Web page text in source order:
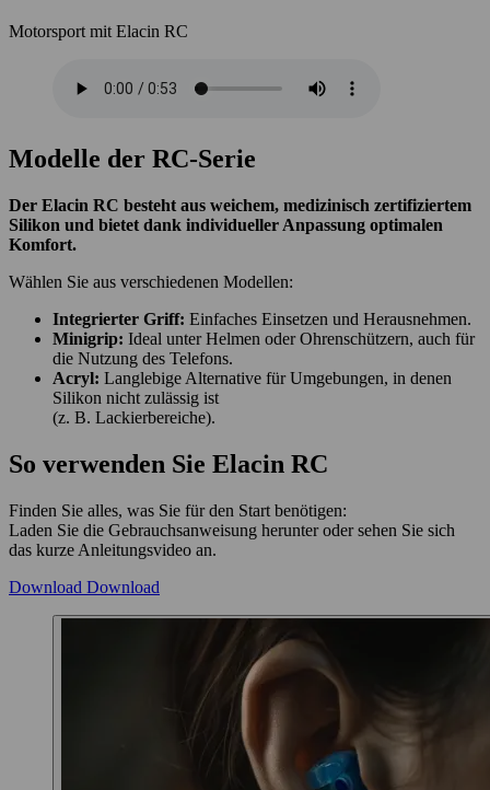
Motorsport mit Elacin RC
Modelle der RC-Serie
Der Elacin RC besteht aus weichem, medizinisch zertifiziertem
Silikon und bietet dank individueller Anpassung optimalen
Komfort.
Wählen Sie aus verschiedenen Modellen:
Integrierter Griff: Einfaches Einsetzen und Herausnehmen.
Minigrip: Ideal unter Helmen oder Ohrenschützern, auch für
die Nutzung des Telefons.
Acryl: Langlebige Alternative für Umgebungen, in denen
Silikon nicht zulässig ist
(z. B. Lackierbereiche).
So verwenden Sie Elacin RC
Finden Sie alles, was Sie für den Start benötigen:
Laden Sie die Gebrauchsanweisung herunter oder sehen Sie sich
das kurze Anleitungsvideo an.
Download Download